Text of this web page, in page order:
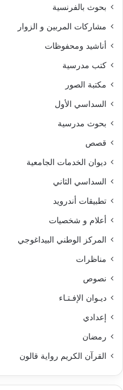
بحوث بالفرنسية
مشاركات المربين و الزوار
أناشيد ومحفوظات
كتب مدرسية
مكتبة الصور
السداسي الأول
بحوث مدرسية
قصص
ديوان الخدمات الجامعية
السداسي الثاني
تطبيقات أندرويد
أعلام و شخصيات
المركز الوطني البيداغوجي
مناظرات
نصوص
ديـوان الإفـتـاء
إعدادي
رمضان
القرآن الكريم رواية قالون